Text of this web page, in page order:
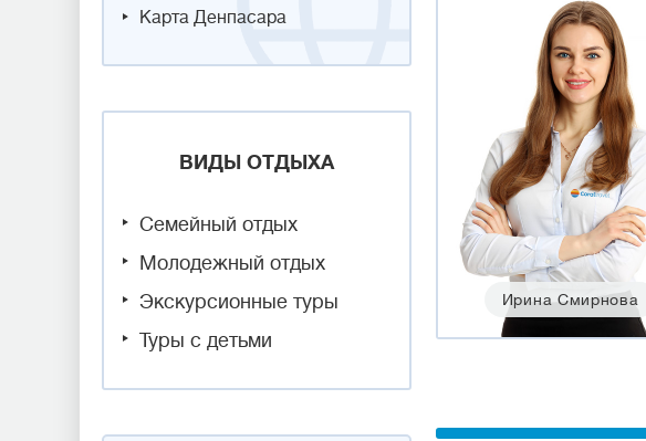
Карта Денпасара
ВИДЫ ОТДЫХА
Семейный отдых
Молодежный отдых
Экскурсионные туры
Туры с детьми
Ирина Смирнова